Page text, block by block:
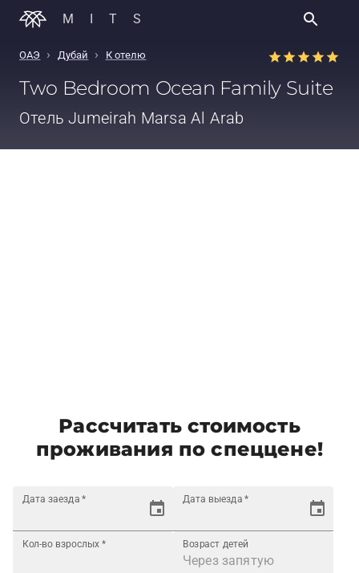
MITS
ОАЭ › Дубай › К отелю
Two Bedroom Ocean Family Suite
ОтельJumeirah Marsa Al Arab
Рассчитать стоимость
проживания по спеццене!
Дата заезда * Дата выезда *
Кол-во взрослых * Возраст детей